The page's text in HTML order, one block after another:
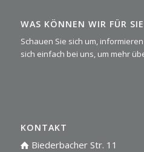
WAS KÖNNEN WIR FÜR
Schauen Sie sich um,
sich einfach bei uns, um mehr
KONTAKT
Biederbacher Str. 11